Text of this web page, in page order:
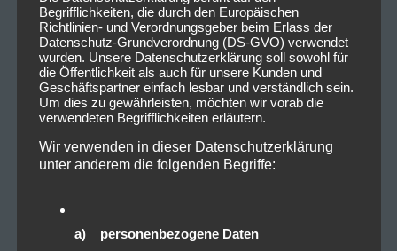
Begrifflichkeiten, die durch den Europäischen
Richtlinien- und Verordnungsgeber beim Erlass der
Datenschutz-Grundverordnung (DS-GVO) verwendet
wurden. Unsere Datenschutzerklärung soll sowohl für
die Öffentlichkeit als auch für unsere Kunden und
Geschäftspartner einfach lesbar und verständlich sein.
Um dies zu gewährleisten, möchten wir vorab die
verwendeten Begrifflichkeiten erläutern.
Wir verwenden in dieser Datenschutzerklärung
unter anderem die folgenden Begriffe:
a) personenbezogene Daten